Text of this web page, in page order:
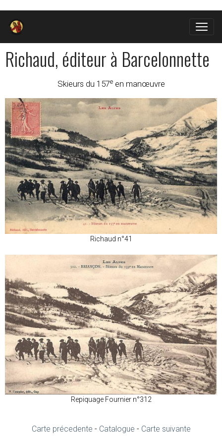
Richaud, éditeur à Barcelonnette
Skieurs du 157een manœuvre
Richaud n°41
Repiquage Fournier n°312
Carte précedente - Catalogue - Carte suivante